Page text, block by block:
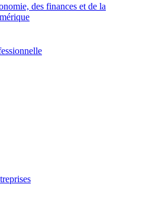
des finances et de la